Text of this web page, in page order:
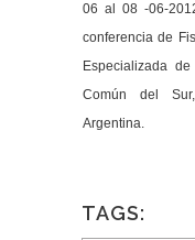
06 al 08 -06-
conferencia de
Especializada
Común del
Argentina.
TAGS: